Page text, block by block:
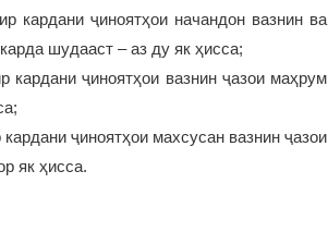
кардани ҷиноятҳои начандон вазнин ва
шудааст – аз ду як ҳисса;
кардани ҷиноятҳои вазнин ҷазои маҳрум
ҷиноятҳои махсусан вазнин ҷазои
як ҳисса.